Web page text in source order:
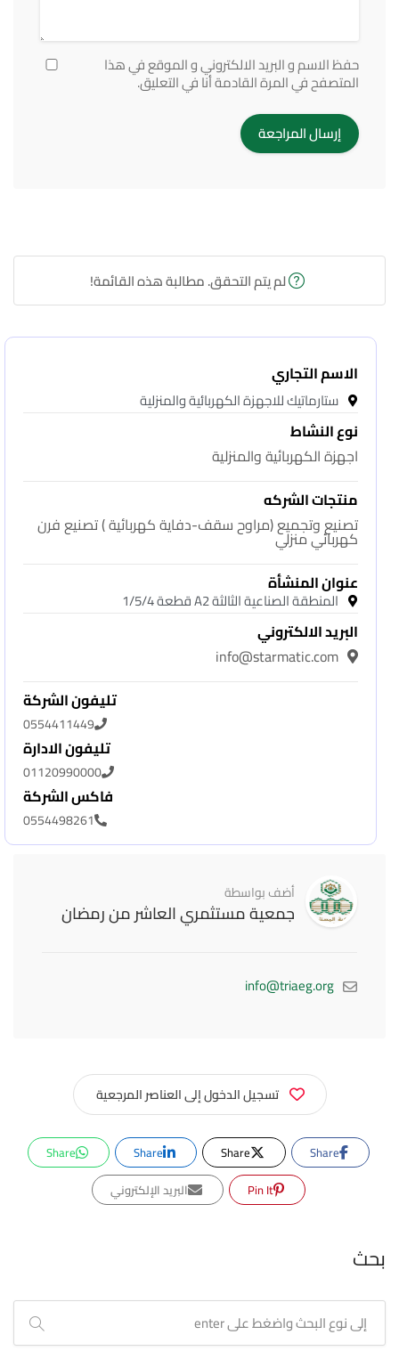
حفظ الاسم و البريد الالكتروني و الموقع في هذا
المتصفح في المرة القادمة أنا في التعليق.
لم يتم التحقق. مطالبة هذه القائمة!
الاسم التجاري
ستارماتيك للاجهزة الكهربائية والمنزلية
نوع النشاط
اجهزة الكهربائية والمنزلية
منتجات الشركه
تصنيع وتجميع (مراوح سقف-دفاية كهربائية ) تصنيع فرن
كهربائي منزلي
عنوان المنشأة
المنطقة الصناعية الثالثة A2 قطعة 1/5/4
البريد الالكتروني
info@starmatic.com
تليفون الشركة
0554411449
تليفون الادارة
01120990000
فاكس الشركة
0554498261
أضف بواسطة
جمعية مستثمري العاشر من رمضان
info@triaeg.org
تسجيل الدخول إلى العناصر المرجعية
Share
Share
Share
Share
Pin It
البريد الإلكتروني
بحث